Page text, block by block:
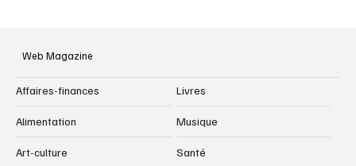
Web Magazine
Affaires-finances
Alimentation
Art-culture
Livres
Musique
Santé